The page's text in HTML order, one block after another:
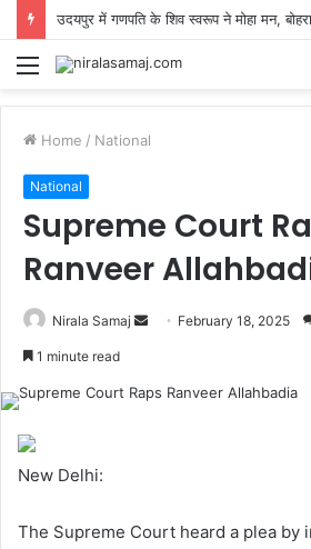
Menu
Home / National
National
Supreme Court
Ranveer
Nirala Samaj
Send February 18, 2025
1 minute read
New Delhi:
The Supreme Court heard a plea by